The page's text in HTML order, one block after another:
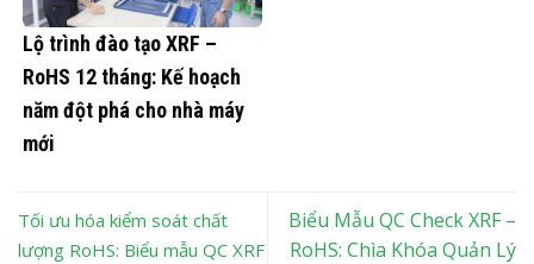
Lộ trình đào tạo XRF –
RoHS 12 tháng: Kế hoạch
năm đột phá cho nhà máy
mới
Tối ưu hóa kiểm soát chất
lượng RoHS: Biểu mẫu QC XRF
Biểu Mẫu QC Check XRF –
RoHS: Chìa Khóa Quản Lý